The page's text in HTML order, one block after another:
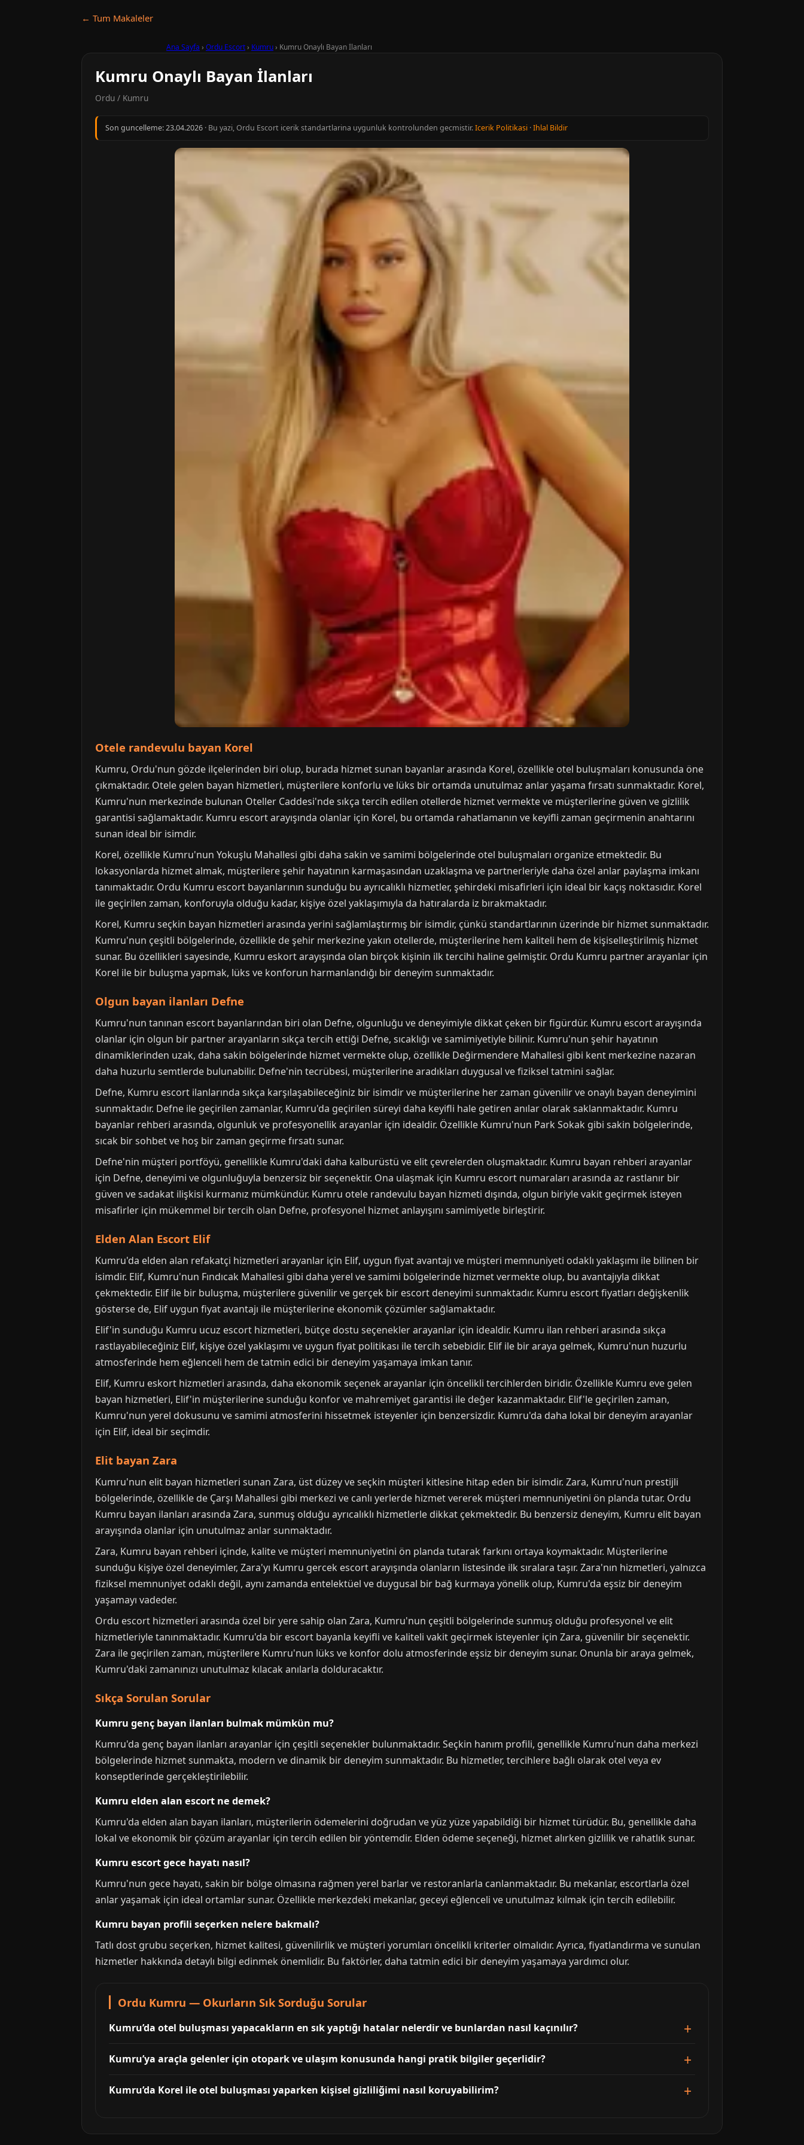
← Tum Makaleler
Ana Sayfa › Ordu Escort› Kumru› Kumru Onaylı Bayan İlanları
Kumru Onaylı Bayan İlanları
Ordu / Kumru
Son guncelleme:23.04.2026 · Bu yazi, Ordu Escort icerik standartlarina uygunluk kontrolunden gecmistir.Icerik Politikasi ·Ihlal Bildir
Otele randevulu bayan Korel
Kumru, Ordu'nun gözde ilçelerinden biri olup, burada hizmet sunan bayanlar arasında Korel, özellikle otel buluşmaları konusunda öne
çıkmaktadır. Otele gelen bayan hizmetleri, müşterilere konforlu ve lüks bir ortamda unutulmaz anlar yaşama fırsatı sunmaktadır. Korel,
Kumru'nun merkezinde bulunan Oteller Caddesi'nde sıkça tercih edilen otellerde hizmet vermekte ve müşterilerine güven ve gizlilik
garantisi sağlamaktadır. Kumru escort arayışında olanlar için Korel, bu ortamda rahatlamanın ve keyifli zaman geçirmenin anahtarını
sunan ideal bir isimdir.
Korel, özellikle Kumru'nun Yokuşlu Mahallesi gibi daha sakin ve samimi bölgelerinde otel buluşmaları organize etmektedir. Bu
lokasyonlarda hizmet almak, müşterilere şehir hayatının karmaşasından uzaklaşma ve partnerleriyle daha özel anlar paylaşma imkanı
tanımaktadır. Ordu Kumru escort bayanlarının sunduğu bu ayrıcalıklı hizmetler, şehirdeki misafirleri için ideal bir kaçış noktasıdır. Korel
ile geçirilen zaman, konforuyla olduğu kadar, kişiye özel yaklaşımıyla da hatıralarda iz bırakmaktadır.
Korel, Kumru seçkin bayan hizmetleri arasında yerini sağlamlaştırmış bir isimdir, çünkü standartlarının üzerinde bir hizmet sunmaktadır.
Kumru'nun çeşitli bölgelerinde, özellikle de şehir merkezine yakın otellerde, müşterilerine hem kaliteli hem de kişiselleştirilmiş hizmet
sunar. Bu özellikleri sayesinde, Kumru eskort arayışında olan birçok kişinin ilk tercihi haline gelmiştir. Ordu Kumru partner arayanlar için
Korel ile bir buluşma yapmak, lüks ve konforun harmanlandığı bir deneyim sunmaktadır.
Olgun bayan ilanları Defne
Kumru'nun tanınan escort bayanlarından biri olan Defne, olgunluğu ve deneyimiyle dikkat çeken bir figürdür. Kumru escort arayışında
olanlar için olgun bir partner arayanların sıkça tercih ettiği Defne, sıcaklığı ve samimiyetiyle bilinir. Kumru'nun şehir hayatının
dinamiklerinden uzak, daha sakin bölgelerinde hizmet vermekte olup, özellikle Değirmendere Mahallesi gibi kent merkezine nazaran
daha huzurlu semtlerde bulunabilir. Defne'nin tecrübesi, müşterilerine aradıkları duygusal ve fiziksel tatmini sağlar.
Defne, Kumru escort ilanlarında sıkça karşılaşabileceğiniz bir isimdir ve müşterilerine her zaman güvenilir ve onaylı bayan deneyimini
sunmaktadır. Defne ile geçirilen zamanlar, Kumru'da geçirilen süreyi daha keyifli hale getiren anılar olarak saklanmaktadır. Kumru
bayanlar rehberi arasında, olgunluk ve profesyonellik arayanlar için idealdir. Özellikle Kumru'nun Park Sokak gibi sakin bölgelerinde,
sıcak bir sohbet ve hoş bir zaman geçirme fırsatı sunar.
Defne'nin müşteri portföyü, genellikle Kumru'daki daha kalburüstü ve elit çevrelerden oluşmaktadır. Kumru bayan rehberi arayanlar
için Defne, deneyimi ve olgunluğuyla benzersiz bir seçenektir. Ona ulaşmak için Kumru escort numaraları arasında az rastlanır bir
güven ve sadakat ilişkisi kurmanız mümkündür. Kumru otele randevulu bayan hizmeti dışında, olgun biriyle vakit geçirmek isteyen
misafirler için mükemmel bir tercih olan Defne, profesyonel hizmet anlayışını samimiyetle birleştirir.
Elden Alan Escort Elif
Kumru'da elden alan refakatçi hizmetleri arayanlar için Elif, uygun fiyat avantajı ve müşteri memnuniyeti odaklı yaklaşımı ile bilinen bir
isimdir. Elif, Kumru'nun Fındıcak Mahallesi gibi daha yerel ve samimi bölgelerinde hizmet vermekte olup, bu avantajıyla dikkat
çekmektedir. Elif ile bir buluşma, müşterilere güvenilir ve gerçek bir escort deneyimi sunmaktadır. Kumru escort fiyatları değişkenlik
gösterse de, Elif uygun fiyat avantajı ile müşterilerine ekonomik çözümler sağlamaktadır.
Elif'in sunduğu Kumru ucuz escort hizmetleri, bütçe dostu seçenekler arayanlar için idealdir. Kumru ilan rehberi arasında sıkça
rastlayabileceğiniz Elif, kişiye özel yaklaşımı ve uygun fiyat politikası ile tercih sebebidir. Elif ile bir araya gelmek, Kumru'nun huzurlu
atmosferinde hem eğlenceli hem de tatmin edici bir deneyim yaşamaya imkan tanır.
Elif, Kumru eskort hizmetleri arasında, daha ekonomik seçenek arayanlar için öncelikli tercihlerden biridir. Özellikle Kumru eve gelen
bayan hizmetleri, Elif'in müşterilerine sunduğu konfor ve mahremiyet garantisi ile değer kazanmaktadır. Elif'le geçirilen zaman,
Kumru'nun yerel dokusunu ve samimi atmosferini hissetmek isteyenler için benzersizdir. Kumru'da daha lokal bir deneyim arayanlar
için Elif, ideal bir seçimdir.
Elit bayan Zara
Kumru'nun elit bayan hizmetleri sunan Zara, üst düzey ve seçkin müşteri kitlesine hitap eden bir isimdir. Zara, Kumru'nun prestijli
bölgelerinde, özellikle de Çarşı Mahallesi gibi merkezi ve canlı yerlerde hizmet vererek müşteri memnuniyetini ön planda tutar. Ordu
Kumru bayan ilanları arasında Zara, sunmuş olduğu ayrıcalıklı hizmetlerle dikkat çekmektedir. Bu benzersiz deneyim, Kumru elit bayan
arayışında olanlar için unutulmaz anlar sunmaktadır.
Zara, Kumru bayan rehberi içinde, kalite ve müşteri memnuniyetini ön planda tutarak farkını ortaya koymaktadır. Müşterilerine
sunduğu kişiye özel deneyimler, Zara'yı Kumru gercek escort arayışında olanların listesinde ilk sıralara taşır. Zara'nın hizmetleri, yalnızca
fiziksel memnuniyet odaklı değil, aynı zamanda entelektüel ve duygusal bir bağ kurmaya yönelik olup, Kumru'da eşsiz bir deneyim
yaşamayı vadeder.
Ordu escort hizmetleri arasında özel bir yere sahip olan Zara, Kumru'nun çeşitli bölgelerinde sunmuş olduğu profesyonel ve elit
hizmetleriyle tanınmaktadır. Kumru'da bir escort bayanla keyifli ve kaliteli vakit geçirmek isteyenler için Zara, güvenilir bir seçenektir.
Zara ile geçirilen zaman, müşterilere Kumru'nun lüks ve konfor dolu atmosferinde eşsiz bir deneyim sunar. Onunla bir araya gelmek,
Kumru'daki zamanınızı unutulmaz kılacak anılarla dolduracaktır.
Sıkça Sorulan Sorular
Kumru genç bayan ilanları bulmak mümkün mu?
Kumru'da genç bayan ilanları arayanlar için çeşitli seçenekler bulunmaktadır. Seçkin hanım profili, genellikle Kumru'nun daha merkezi
bölgelerinde hizmet sunmakta, modern ve dinamik bir deneyim sunmaktadır. Bu hizmetler, tercihlere bağlı olarak otel veya ev
konseptlerinde gerçekleştirilebilir.
Kumru elden alan escort ne demek?
Kumru'da elden alan bayan ilanları, müşterilerin ödemelerini doğrudan ve yüz yüze yapabildiği bir hizmet türüdür. Bu, genellikle daha
lokal ve ekonomik bir çözüm arayanlar için tercih edilen bir yöntemdir. Elden ödeme seçeneği, hizmet alırken gizlilik ve rahatlık sunar.
Kumru escort gece hayatı nasıl?
Kumru'nun gece hayatı, sakin bir bölge olmasına rağmen yerel barlar ve restoranlarla canlanmaktadır. Bu mekanlar, escortlarla özel
anlar yaşamak için ideal ortamlar sunar. Özellikle merkezdeki mekanlar, geceyi eğlenceli ve unutulmaz kılmak için tercih edilebilir.
Kumru bayan profili seçerken nelere bakmalı?
Tatlı dost grubu seçerken, hizmet kalitesi, güvenilirlik ve müşteri yorumları öncelikli kriterler olmalıdır. Ayrıca, fiyatlandırma ve sunulan
hizmetler hakkında detaylı bilgi edinmek önemlidir. Bu faktörler, daha tatmin edici bir deneyim yaşamaya yardımcı olur.
Ordu Kumru — Okurların Sık Sorduğu Sorular
Kumru’da otel buluşması yapacakların en sık yaptığı hatalar nelerdir ve bunlardan nasıl kaçınılır?
Kumru’ya araçla gelenler için otopark ve ulaşım konusunda hangi pratik bilgiler geçerlidir?
Kumru’da Korel ile otel buluşması yaparken kişisel gizliliğimi nasıl koruyabilirim?